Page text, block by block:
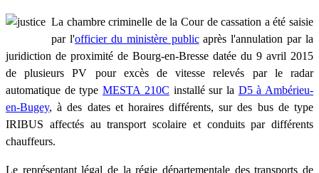
La chambre criminelle de la Cour de cassation a été saisie
par l'officier du ministère publicaprès l'annulation par la
juridiction de proximité de Bourg-en-Bresse datée du 9 avril 2015
de plusieurs PV pour excès de vitesse relevés par le radar
automatique de typeMESTA 210C installé sur la D5 à Ambérieu-
en-Bugey, à des dates et horaires différents, sur des bus de type
IRIBUS affectés au transport scolaire et conduits par différents
chauffeurs.
Le représentant légal de la régie départementale des transports de